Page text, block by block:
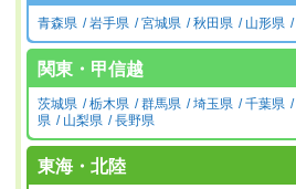
青森県 岩手県 宮城県 秋田県 山形県
関東・甲信越
茨城県 栃木県 群馬県 埼玉県 千葉県
県
山梨県 長野県
東海・北陸